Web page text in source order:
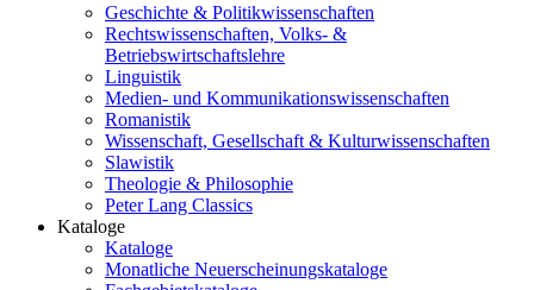
Geschichte & Politikwissenschaften
Rechtswissenschaften, Volks- &
Betriebswirtschaftslehre
Linguistik
Medien- und Kommunikationswissenschaften
Romanistik
Wissenschaft, Gesellschaft & Kulturwissenschaften
Slawistik
Theologie & Philosophie
Peter Lang Classics
Kataloge
Kataloge
Monatliche Neuerscheinungskataloge